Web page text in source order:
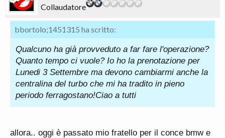
Collaudatore
bbortolo;1451315 ha scritto:
Qualcuno ha già provveduto a far fare l'operazione?
Quanto tempo ci vuole? Io ho la prenotazione per
Lunedi 3 Settembre ma devono cambiarmi anche la
centralina del turbo che mi ha tradito in pieno
periodo ferragostano!Ciao a tutti
allora.. oggi è passato mio fratello per il conce bmw e